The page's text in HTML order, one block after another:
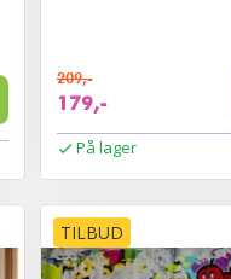
209,-
179,-
På lager
TILBUD